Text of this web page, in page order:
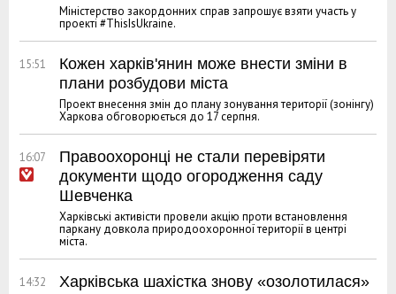
Міністерство закордонних справ запрошує взяти участь у
проекті #ThisIsUkraine.
15:51
Кожен харків'янин може внести зміни в
плани розбудови міста
Проект внесення змін до плану зонування території (зонінгу)
Харкова обговорюється до 17 серпня.
16:07
Правоохоронці не стали перевіряти
документи щодо огородження саду
Шевченка
Харківські активісти провели акцію проти встановлення
паркану довкола природоохоронної території в центрі
міста.
14:32 Харківська шахістка знову «озолотилася»